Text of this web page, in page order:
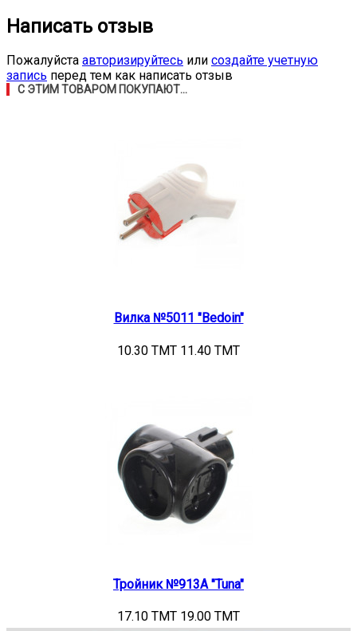
Написать отзыв
Пожалуйста авторизируйтесь или создайте учетную
запись перед тем как написать отзыв
С ЭТИМ ТОВАРОМ ПОКУПАЮТ...
Вилка №5011 "Bedoin"
10.30 TMT 11.40 TMT
Тройник №913А "Tuna"
17.10 TMT 19.00 TMT